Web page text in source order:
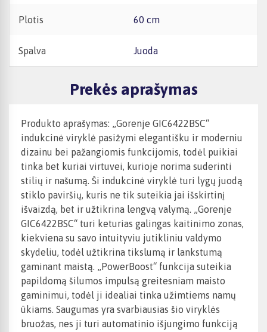
Plotis 60 cm
Spalva Juoda
Prekės aprašymas
Produkto aprašymas: „Gorenje GIC6422BSC“
indukcinė viryklė pasižymi elegantišku ir moderniu
dizainu bei pažangiomis funkcijomis, todėl puikiai
tinka bet kuriai virtuvei, kurioje norima suderinti
stilių ir našumą. Ši indukcinė viryklė turi lygų juodą
stiklo paviršių, kuris ne tik suteikia jai išskirtinį
išvaizdą, bet ir užtikrina lengvą valymą. „Gorenje
GIC6422BSC“ turi keturias galingas kaitinimo zonas,
kiekviena su savo intuityviu jutikliniu valdymo
skydeliu, todėl užtikrina tikslumą ir lankstumą
gaminant maistą. „PowerBoost“ funkcija suteikia
papildomą šilumos impulsą greitesniam maisto
gaminimui, todėl ji idealiai tinka užimtiems namų
ūkiams. Saugumas yra svarbiausias šio viryklės
bruožas, nes ji turi automatinio išjungimo funkciją